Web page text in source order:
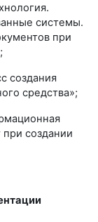
системы.
при
создания
средства»;
создании